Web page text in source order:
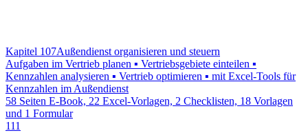
Kapitel 107Außendienst organisieren und steuern
Aufgaben im Vertrieb planen ▪ Vertriebsgebiete einteilen ▪
Kennzahlen analysieren ▪ Vertrieb optimieren ▪ mit Excel-Tools für
Kennzahlen im Außendienst
58 Seiten E-Book, 22 Excel-Vorlagen, 2 Checklisten, 18 Vorlagen
und 1 Formular
111